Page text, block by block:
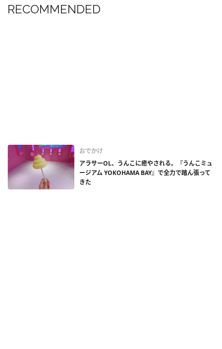
RECOMMENDED
おでかけ
アラサーOL、うんこに癒やされる。『うんこミュ
ージアム YOKOHAMA BAY』で全力で踏ん張って
きた